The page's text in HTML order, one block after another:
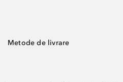
Metode de livrare